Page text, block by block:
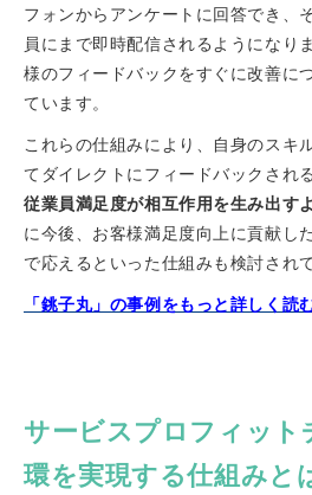
フォンからアンケートに回答でき、
員にまで即時配信されるようになり
様のフィードバックをすぐに改善に
ています。
これらの仕組みにより、自身のスキ
てダイレクトにフィードバックされ
従業員満足度が相互作用を生み出す
に今後、お客様満足度向上に貢献し
で応えるといった仕組みも検討され
「銚子丸」の事例をもっと詳しく読
サービスプロフィット
環を実現する仕組みと